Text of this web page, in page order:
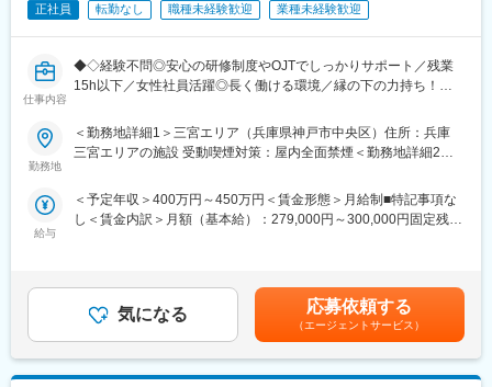
・完全週休2日制で年間休日125日。月平均残業時間も15ｈ程度と
ライフワークバランスを充実できる環境です。
手当支給がございます。
◎薬剤師有資格者
◎有機化学／生化学に関する知識・経験
◎GMPの知見
に提供しております。また、富士フイルム和光純薬工業ブランド
の試薬の製造も行っております。
◎医薬品や半導体材料等の製造受諾への増加などの追い風もあ
正社員 転勤なし 職種未経験歓迎 業種未経験歓迎
仕事内容
◆◇経験不問◎安心の研修制度やOJTでしっかりサポート／残業
15h以下／女性社員活躍◎長く働ける環境／縁の下の力持ち！新
＼コミュニケーション力を活かしながら、医療の縁の下の力持ち
として活躍できる仕事です！／
■CRC(治験コーディネーター)とは？：
同社は新しい医薬品の開発のため、医療機関をサポートする会社
製薬会社は新しい薬を開発する際に、有効性や安全性を確認する
ために、人の身体に投与して「治験」を行います。
「CRC」とはその治験を行う際に、医師や医療スタッフの間に立
って様々な調整・サポートを行う職種です。
勤務地
＜勤務地詳細1＞三宮エリア（兵庫県神戸市中央区）住所：兵庫
三宮エリアの施設 受動喫煙対策：屋内全面禁煙＜勤務地詳細2＞
区)の施設 受動喫煙対策：屋内全面禁煙＜勤務地詳細3＞西明石エ
リア（兵庫県西明石市）住所：兵庫 西明石エリアの施設 受動喫
煙対策：屋内全面禁煙変更の範囲：無
給与
＜予定年収＞400万円～450万円＜賃金形態＞月給制■特記事項な
し＜賃金内訳＞月額（基本給）：279,000円～300,000円固定残業
（年4回）：初年度0.7か月分、2年目以降1.4か月（変動有）■昇給
（年1回以上）：2年目で年24万円程昇給や、入社5年目で年収600
万円～の実績あり臨床薬理学会認定CRC(2万円/月)、GCPパスポ
ート1万円/月(上級：2万円/月)、SMO協会認定CRC、SMA(2万円/
月)賃金はあくまでも目安の金額であり、選考を通じて上下する可
気になる 応募依頼する
（エージェントサービス）